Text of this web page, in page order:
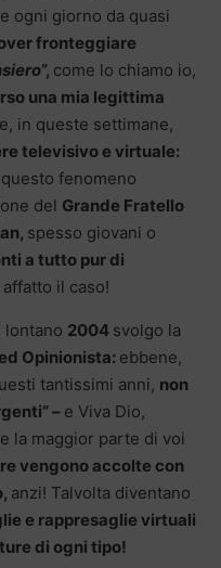
ogni giorno da quasi
fronteggiare
”, come lo chiamo io,
una mia legittima
in queste settimane,
televisivo e virtuale:
questo fenomeno
del Grande Fratello
spesso giovani o
a tutto pur di
il caso!
lontano 2004 svolgo la
Opinionista: ebbene,
tantissimi anni, non
– e Viva Dio,
la maggior parte di voi
vengono accolte con
anzi! Talvolta diventano
e rappresaglie virtuali
di ogni tipo!